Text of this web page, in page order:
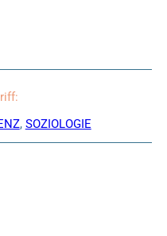
, SOZIOLOGIE